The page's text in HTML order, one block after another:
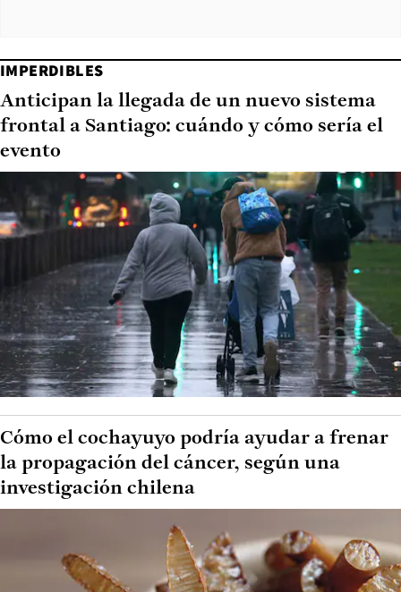
IMPERDIBLES
Anticipan la llegada de un nuevo sistema
frontal a Santiago: cuándo y cómo sería el
evento
Cómo el cochayuyo podría ayudar a frenar
la propagación del cáncer, según una
investigación chilena